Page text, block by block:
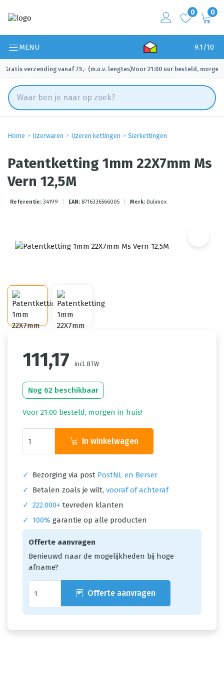
0 0
MENU 9.1/10
Gratis verzending vanaf 75,- (m.u.v. lengtes)
✓ Voor 21:00 uur besteld, morgen
Home IJzerwaren IJzeren kettingen Sierkettingen
Patentketting 1mm 22X7mm Ms
Vern 12,5M
Referentie: 34199 EAN: 8716336566005 Merk: Dulimex
111,17 incl. BTW
Nog 62 beschikbaar
Voor 21.00 besteld, morgen in huis!
In winkelwagen
✓ Bezorging via post PostNL en Berser
✓
Betalen zoals je wilt, vooraf of achteraf
✓ 222.000+ tevreden klanten
✓
100% garantie op alle producten
Offerte aanvragen
Benieuwd naar de mogelijkheden bij hoge
afname?
Offerte aanvragen